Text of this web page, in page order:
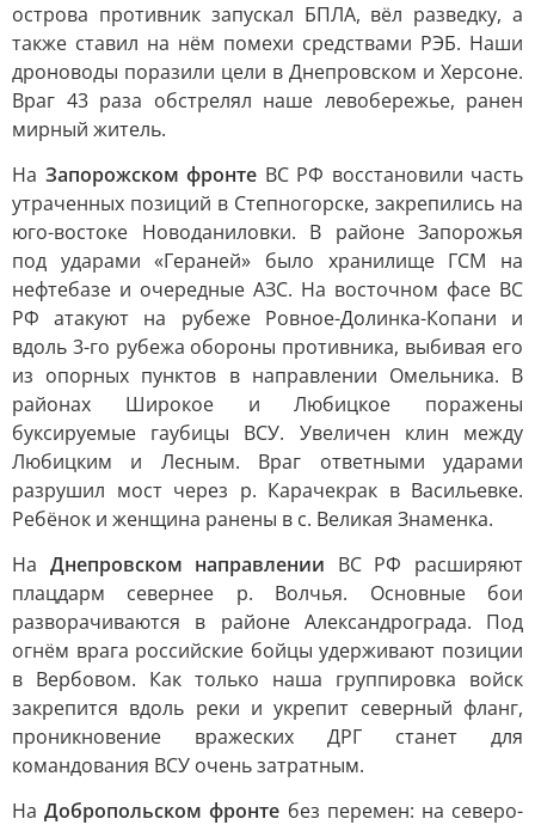
острова противник запускал БПЛА, вёл разведку, а
также ставил на нём помехи средствами РЭБ. Наши
дроноводы поразили цели в Днепровском и Херсоне.
Враг 43 раза обстрелял наше левобережье, ранен
мирный житель.
На Запорожском фронте ВС РФ восстановили часть
утраченных позиций в Степногорске, закрепились на
юго-востоке Новоданиловки. В районе Запорожья
под ударами «Гераней» было хранилище ГСМ на
нефтебазе и очередные АЗС. На восточном фасе ВС
РФ атакуют на рубеже Ровное-Долинка-Копани и
вдоль 3-го рубежа обороны противника, выбивая его
из опорных пунктов в направлении Омельника. В
районах Широкое и Любицкое поражены
буксируемые гаубицы ВСУ. Увеличен клин между
Любицким и Лесным. Враг ответными ударами
разрушил мост через р. Карачекрак в Васильевке.
Ребёнок и женщина ранены в с. Великая Знаменка.
На Днепровском направлении ВС РФ расширяют
плацдарм севернее р. Волчья. Основные бои
разворачиваются в районе Александрограда. Под
огнём врага российские бойцы удерживают позиции
в Вербовом. Как только наша группировка войск
закрепится вдоль реки и укрепит северный фланг,
проникновение вражеских ДРГ станет для
командования ВСУ очень затратным.
НаДобропольском фронте без перемен: на северо-